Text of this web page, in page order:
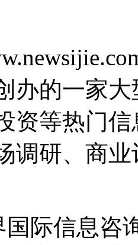
办的一家
资等热门
调研、商
际信息咨